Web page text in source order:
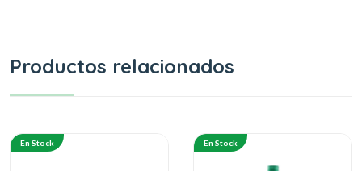
Productos relacionados
En Stock En Stock